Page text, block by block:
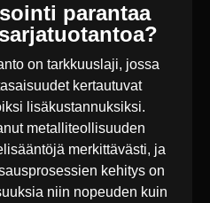
parantaa
on tarkkuuslaji, jossa
kertautuvat
lisäkustannuksiksi.
metalliteollisuuden
merkittävästi, ja
kehitys on
niin nopeuden kuin